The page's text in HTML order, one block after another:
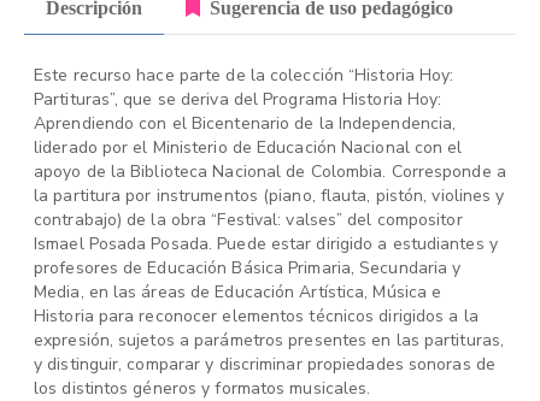
Descripción Sugerencia de uso pedagógico
Este recurso hace parte de la colección “Historia Hoy:
Partituras”, que se deriva del Programa Historia Hoy:
Aprendiendo con el Bicentenario de la Independencia,
liderado por el Ministerio de Educación Nacional con el
apoyo de la Biblioteca Nacional de Colombia. Corresponde a
la partitura por instrumentos (piano, flauta, pistón, violines y
contrabajo) de la obra “Festival: valses” del compositor
Ismael Posada Posada. Puede estar dirigido a estudiantes y
profesores de Educación Básica Primaria, Secundaria y
Media, en las áreas de Educación Artística, Música e
Historia para reconocer elementos técnicos dirigidos a la
expresión, sujetos a parámetros presentes en las partituras,
y distinguir, comparar y discriminar propiedades sonoras de
los distintos géneros y formatos musicales.